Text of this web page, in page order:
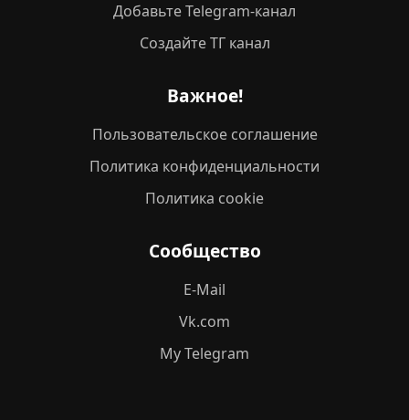
Добавьте Telegram-канал
Создайте ТГ канал
Важное!
Пользовательское соглашение
Политика конфиденциальности
Политика cookie
Сообщество
E-Mail
Vk.com
My Telegram